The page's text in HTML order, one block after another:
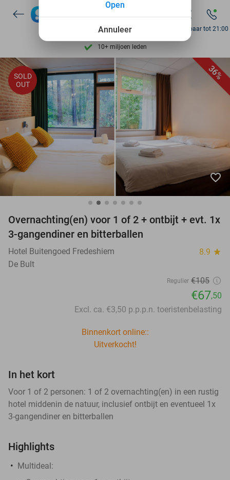
Ontdek 15.000+ deals
7 dagen per week beschikbaar
10+ miljoen leden
9,4 op basis van 206.210 reviews
Ontdek 15.000+ deals
7 dagen per week beschikbaar
10+ miljoen leden
Bereikbaar tot 21:00
36%
SOLD
OUT
favorite_border
Overnachting(en) voor 1 of 2 + ontbijt + evt. 1x
3-gangendiner en bitterballen
Hotel Buitengoed Fredeshiem 8.9 star
De Bult
Regulier €105
€67,50
Excl. ca. €3,50 p.p.p.n. toeristenbelasting
Binnenkort online::
Uitverkocht!
In het kort
Voor 1 of 2 personen: 1 of 2 overnachting(en) in een rustig
hotel middenin de natuur, inclusief ontbijt en eventueel 1x
3-gangendiner en bitterballen
Highlights
Multideal:
Annuleer
Open